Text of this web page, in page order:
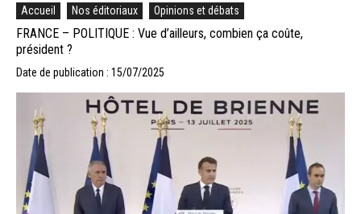
Accueil Nos éditoriaux Opinions et débats
FRANCE – POLITIQUE : Vue d’ailleurs, combien ça coûte,
président ?
Date de publication : 15/07/2025